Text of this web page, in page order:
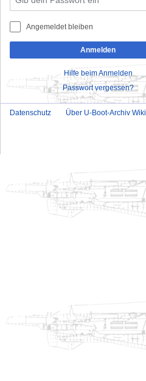
Angemeldet bleiben
Anmelden
Hilfe beim Anmelden
Passwort vergessen?
Datenschutz Über U-Boot-Archiv Wiki